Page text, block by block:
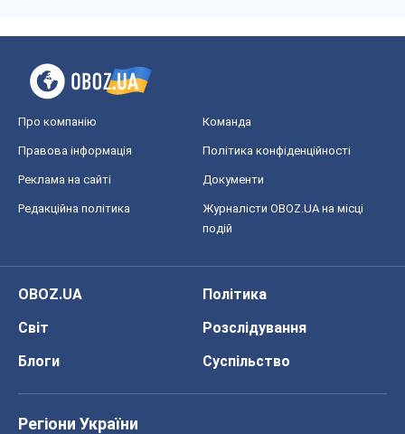
Про компанію Команда
Правова інформація Політика конфіденційності
Реклама на сайті Документи
Редакційна політика
Журналісти OBOZ.UA на місці
подій
OBOZ.UA
Політика
Світ
Розслідування
Блоги
Суспільство
Регіони України